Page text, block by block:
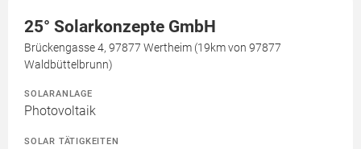
25° Solarkonzepte GmbH
Brückengasse 4, 97877 Wertheim (19km von 97877
Waldbüttelbrunn)
SOLARANLAGE
Photovoltaik
SOLAR TÄTIGKEITEN